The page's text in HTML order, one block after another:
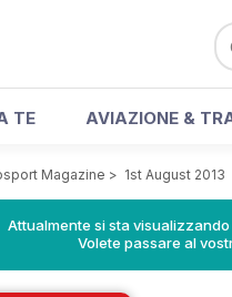
TE AVIAZIONE &
Magazine > 1st August 2013
Attualmente si sta
Volete passare al